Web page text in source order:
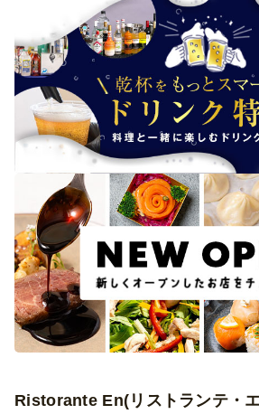
Ristorante En(リストランテ・